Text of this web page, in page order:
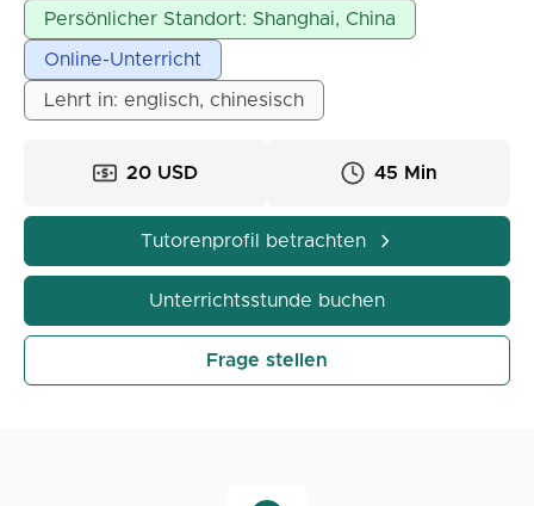
Englisch (C1), sodass ich Ihnen alles sehr gut erklären
kann.
Ich habe 5 Jahre Erfahrung im Unterrichten von
Chinesisch. Je nach den unterschiedlichen
Situationen der Schüler variieren meine
Unterricht immer Geschichten aus Arbeit und Leben.
Persönlicher Standort: Shanghai, China
Online-Unterricht
Lehrt in: englisch, chinesisch
20 USD 45 Min
Tutorenprofil betrachten
Unterrichtsstunde buchen
Frage stellen